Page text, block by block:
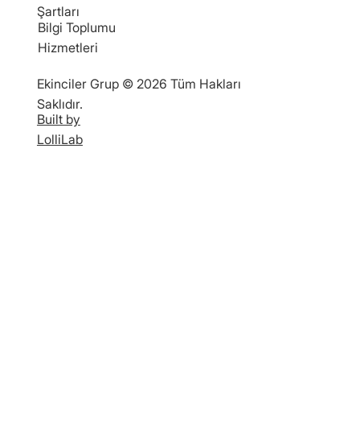
Şartları
Bilgi Toplumu
Hizmetleri
Ekinciler Grup © 2026 Tüm Hakları
Saklıdır.
Built by
LolliLab